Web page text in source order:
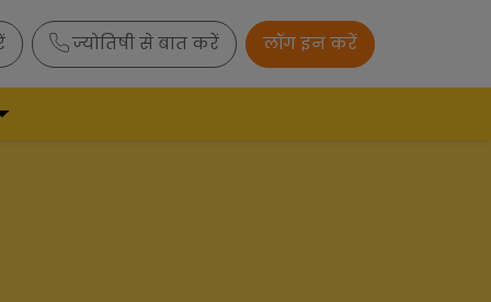
ज्योतिषी से बात करें लॉग इन करें